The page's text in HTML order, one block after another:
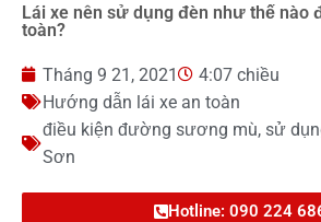
Lái xe nên sử dụng đèn như thế nào
toàn?
Tháng 9 21, 2021
4:07 chiều
Hướng dẫn lái xe an toàn
điều kiện đường sương mù, sử
Sơn
Hotline: 090 224